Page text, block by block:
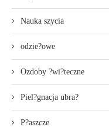
Nauka szycia
odzie?owe
Ozdoby ?wi?teczne
Piel?gnacja ubra?
P?aszcze